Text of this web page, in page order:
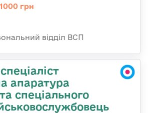
грн
відділ ВСП
апаратура
спеціального